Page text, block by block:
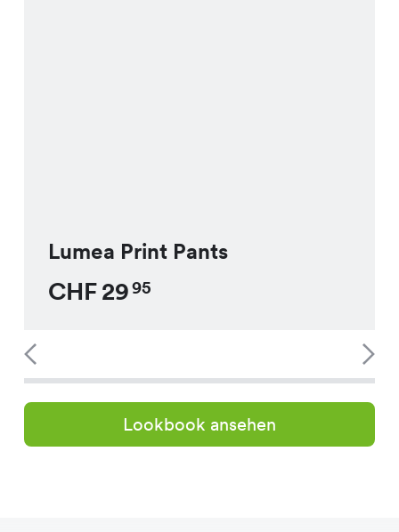
Lumea Print Pants
CHF2995
Lookbook ansehen